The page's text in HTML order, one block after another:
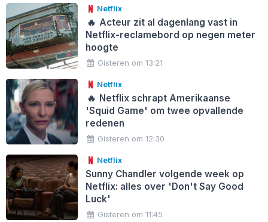
Netflix
🔥 Acteur zit al dagenlang vast in
Netflix-reclamebord op negen meter
hoogte
Gisteren om 13:21
Netflix
🔥 Netflix schrapt Amerikaanse
'Squid Game' om twee opvallende
redenen
Gisteren om 12:30
Netflix
Sunny Chandler volgende week op
Netflix: alles over 'Don't Say Good
Luck'
Gisteren om 11:45